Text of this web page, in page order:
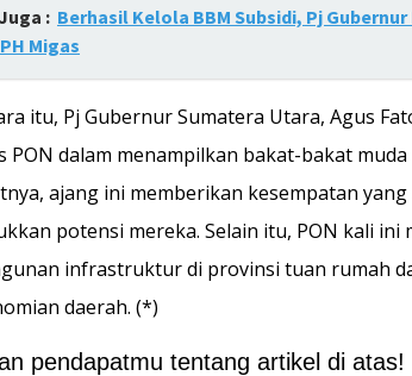
: Berhasil Kelola BBM Subsidi, Pj
Migas
itu, Pj Gubernur Sumatera Utara, Agus
PON dalam menampilkan bakat-bakat
ajang ini memberikan kesempatan
potensi mereka. Selain itu, PON kali ini
infrastruktur di provinsi tuan rumah
daerah. (*)
pendapatmu tentang artikel di atas!